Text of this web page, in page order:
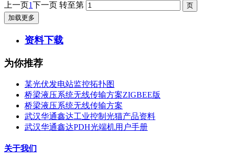
上一页1下一页 转至第
加载更多
资料下载
为你推荐
某光伏发电站监控拓扑图
桥梁液压系统无线传输方案ZIGBEE版
桥梁液压系统无线传输方案
武汉华通鑫达工业控制光猫产品资料
武汉华通鑫达PDH光端机用户手册
关于我们